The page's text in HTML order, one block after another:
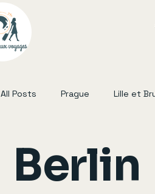
All Posts Prague Lille et
Berlin